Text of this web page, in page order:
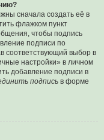
сначала создать её в
флажком пункт
чтобы подпись
подписи по
соответствующий выбор в
настройки» в личном
добавление подписи в
подпись в форме